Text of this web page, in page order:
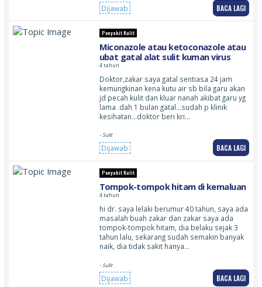
Dijawab BACA LAGI
Penyakit Kulit
Miconazole atau ketoconazole atau
ubat gatal alat sulit kuman virus
4 tahun
Doktor,zakar saya gatal sentiasa 24 jam
kemungkinan kena kutu air sb bila garu akan
jd pecah kulit dan kluar nanah akibat garu yg
lama .dah 1 bulan gatal…sudah p klinik
kesihatan…doktor beri kri…
- Sulit
Dijawab BACA LAGI
Penyakit Kulit
Tompok-tompok hitam di kemaluan
4 tahun
hi dr. saya lelaki berumur 40 tahun, saya ada
masalah buah zakar dan zakar saya ada
tompok-tompok hitam, dia belaku sejak 3
tahun lalu, sekarang sudah semakin banyak
naik, dia tidak sakit hanya…
- Sulit
Dijawab BACA LAGI